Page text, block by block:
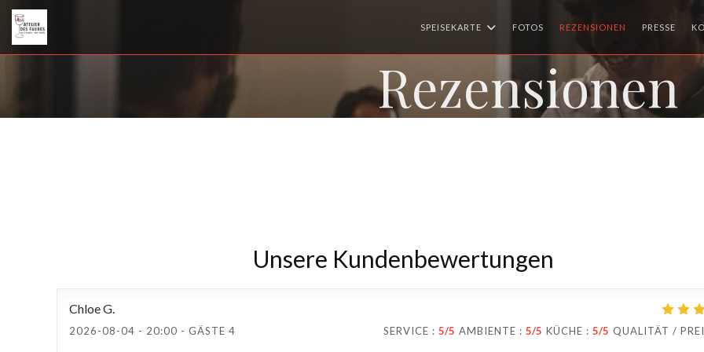
SPEISEKARTE FOTOS REZENSIONEN PRESSE
Rezensionen
Unsere Kundenbewertungen
ChloeG
2026-08-04 - 20:00 - GÄSTE 4 SERVICE : 5/5 AMBIENTE : 5/5 KÜCHE : 5/5 QUALITÄT /